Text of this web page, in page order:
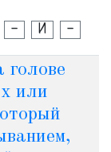
- И -
голове
или